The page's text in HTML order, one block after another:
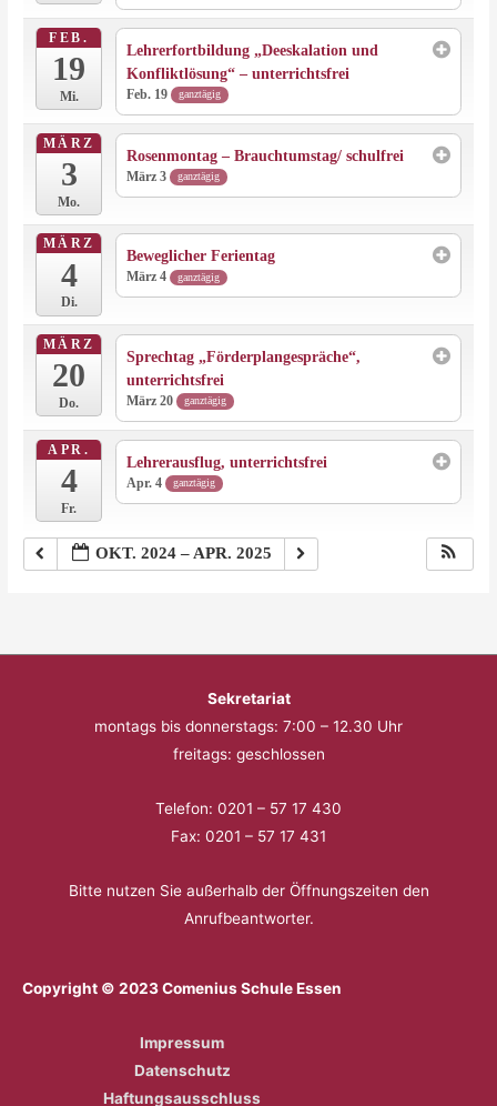
FEB.
19
Mi.
Lehrerfortbildung „Deeskalation und
Konfliktlösung“ – unterrichtsfrei
Feb. 19 ganztägig
MÄRZ
3
Mo.
Rosenmontag – Brauchtumstag/ schulfrei
März 3 ganztägig
MÄRZ
4
Di.
Beweglicher Ferientag
März 4 ganztägig
MÄRZ
20
Do.
Sprechtag „Förderplangespräche“,
unterrichtsfrei
März 20 ganztägig
APR.
4
Fr.
Lehrerausflug, unterrichtsfrei
Apr. 4 ganztägig
OKT. 2024 – APR. 2025
Sekretariat
montags bis donnerstags: 7:00 – 12.30 Uhr
freitags: geschlossen
Telefon: 0201 – 57 17 430
Fax: 0201 – 57 17 431
Bitte nutzen Sie außerhalb der Öffnungszeiten den
Anrufbeantworter.
Copyright © 2023 Comenius Schule Essen
Impressum
Datenschutz
Haftungsausschluss